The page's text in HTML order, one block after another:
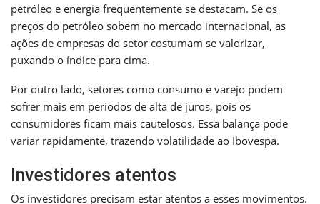
petróleo e energia frequentemente se destacam. Se os
preços do petróleo sobem no mercado internacional, as
ações de empresas do setor costumam se valorizar,
puxando o índice para cima.
Por outro lado, setores como consumo e varejo podem
sofrer mais em períodos de alta de juros, pois os
consumidores ficam mais cautelosos. Essa balança pode
variar rapidamente, trazendo volatilidade ao Ibovespa.
Investidores atentos
Os investidores precisam estar atentos a esses movimentos.